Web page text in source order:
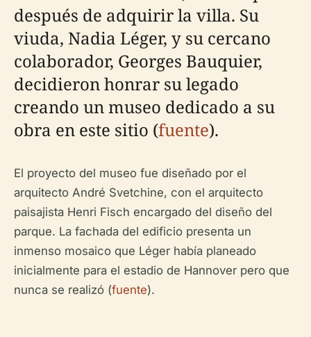
después de adquirir la villa. Su
viuda, Nadia Léger, y su cercano
colaborador, Georges Bauquier,
decidieron honrar su legado
creando un museo dedicado a su
obra en este sitio (fuente).
El proyecto del museo fue diseñado por el
arquitecto André Svetchine, con el arquitecto
paisajista Henri Fisch encargado del diseño del
parque. La fachada del edificio presenta un
inmenso mosaico que Léger había planeado
inicialmente para el estadio de Hannover pero que
nunca se realizó (fuente).